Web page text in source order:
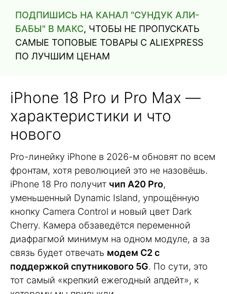
ПОДПИШИСЬ НА КАНАЛ "СУНДУК АЛИ-
БАБЫ" В МАКС, ЧТОБЫ НЕ ПРОПУСКАТЬ
САМЫЕ ТОПОВЫЕ ТОВАРЫ С ALIEXPRESS
ПО ЛУЧШИМ ЦЕНАМ
iPhone 18 Pro и Pro Max —
характеристики и что
нового
Pro-линейку iPhone в 2026-м обновят по всем
фронтам, хотя революцией это не назовёшь.
iPhone 18 Pro получит чип A20 Pro,
уменьшенный Dynamic Island, упрощённую
кнопку Camera Control и новый цвет Dark
Cherry. Камера обзаведётся переменной
диафрагмой минимум на одном модуле, а за
связь будет отвечать модем C2 с
поддержкой спутникового 5G. По сути, это
тот самый «крепкий ежегодный апдейт», к